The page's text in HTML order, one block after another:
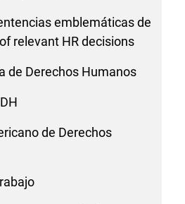
emblemáticas de
relevant HR decisions
de Derechos Humanos
de Derechos